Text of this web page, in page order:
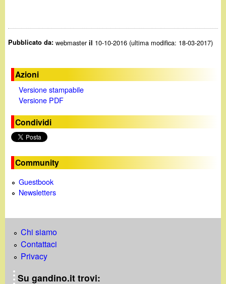
Pubblicato da:webmasteril 10-10-2016 (ultima modifica: 18-03-2017)
Azioni
Versione stampabile
Versione PDF
Condividi
Community
Guestbook
Newsletters
Chi siamo
Contattaci
Privacy
Su gandino.it trovi: